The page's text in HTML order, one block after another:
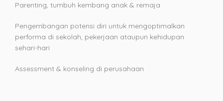
Parenting, tumbuh kembang anak & remaja
Pengembangan potensi diri untuk mengoptimalkan
performa di sekolah, pekerjaan ataupun kehidupan
sehari-hari
Assessment & konseling di perusahaan